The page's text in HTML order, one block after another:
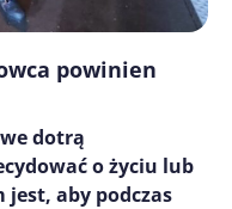
powinien
dotrą
o życiu lub
aby podczas